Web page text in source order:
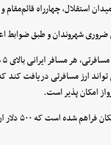
استقلال، چهارراه
ضروری شهروندان و طبق ضوابط
سقف معادل ۵۰۰ یورو می تواند ارز
امکان پذیر است.